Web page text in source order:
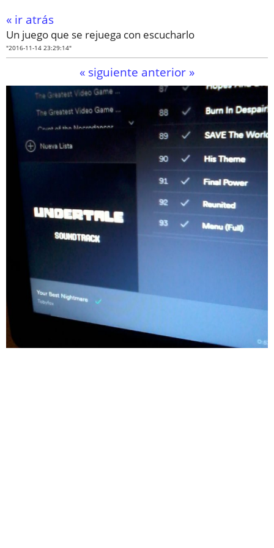
« ir atrás
Un juego que se rejuega con escucharlo
"2016-11-14 23:29:14"
« siguiente anterior »